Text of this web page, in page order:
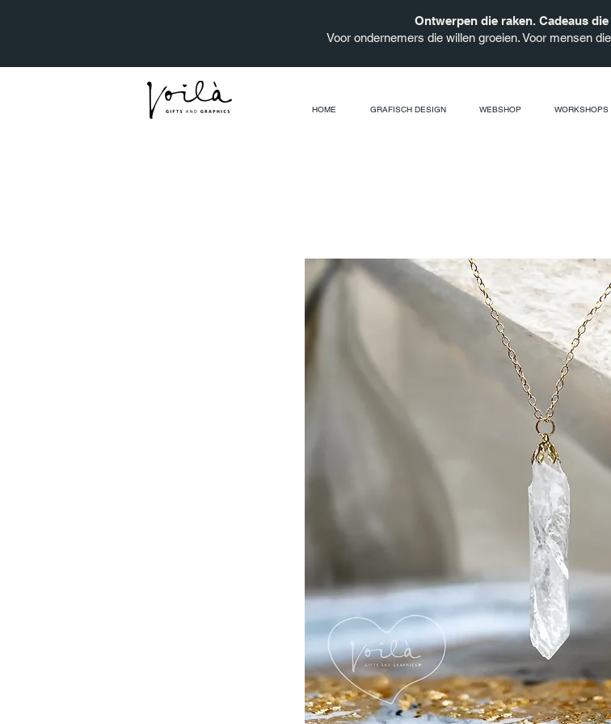
Ontwerpen die raken. Cadeaus
Voor ondernemers die willen groeien. Voor mensen
HOME GRAFISCH DESIGN WEBSHOP WORKSHOPS